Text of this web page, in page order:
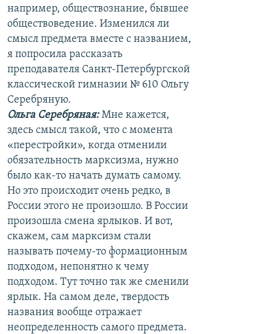
например, обществознание, бывшее
обществоведение. Изменился ли
смысл предмета вместе с названием,
я попросила рассказать
преподавателя Санкт-Петербургской
классической гимназии № 610 Ольгу
Серебряную.
Ольга Серебряная:Мне кажется,
здесь смысл такой, что с момента
«перестройки», когда отменили
обязательность марксизма, нужно
было как-то начать думать самому.
Но это происходит очень редко, в
России этого не произошло. В России
произошла смена ярлыков. И вот,
скажем, сам марксизм стали
называть почему-то формационным
подходом, непонятно к чему
подходом. Тут точно так же сменили
ярлык. На самом деле, твердость
названия вообще отражает
неопределенность самого предмета.